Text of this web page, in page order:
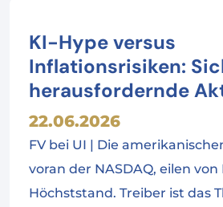
KI-Hype versus
Inflationsrisiken:
herausfordernde
22.06.2026
FV bei UI | Die
voran der NASDAQ, eilen
Höchststand. Treiber ist das